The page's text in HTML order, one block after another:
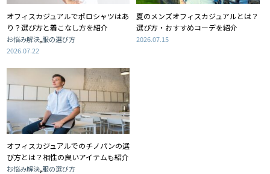
オフィスカジュアルでポロシャツはあ
り？選び方と着こなし方を紹介
お悩み解決,服の選び方
2026.07.22
夏のメンズオフィスカジュアルとは？
選び方・おすすめコーデを紹介
2026.07.15
オフィスカジュアルでのチノパンの選
び方とは？相性の良いアイテムも紹介
お悩み解決,服の選び方